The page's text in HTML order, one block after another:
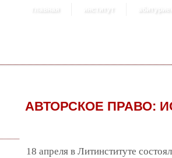
главная институт
АВТОРСКОЕ ПРАВО:
18 апреля в Литинституте